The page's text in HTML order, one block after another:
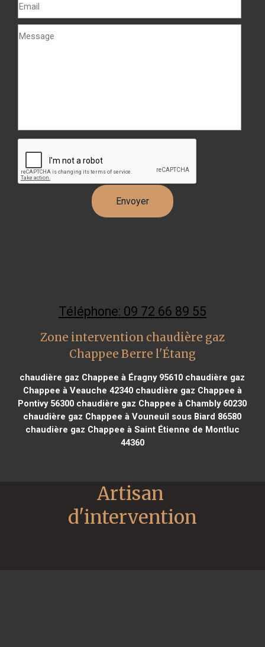
Téléphone: 09 72 66 89 55
Zone intervention chaudière gaz
Chappee Berre l'Étang
chaudière gaz Chappee à Éragny 95610 chaudière gaz
Chappee à Veauche 42340chaudière gaz Chappee à
Pontivy 56300 chaudière gaz Chappee à Chambly 60230
chaudière gaz Chappee à Vouneuil sous Biard 86580
chaudière gaz Chappee à Saint Étienne de Montluc
44360
Artisan
d'intervention